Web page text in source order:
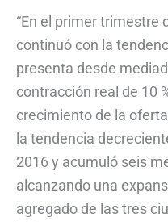
“En el primer trimestre
continuó con la
presenta desde
contracción real de 10
crecimiento de la
la tendencia
2016 y acumuló seis
alcanzando una
agregado de las tres